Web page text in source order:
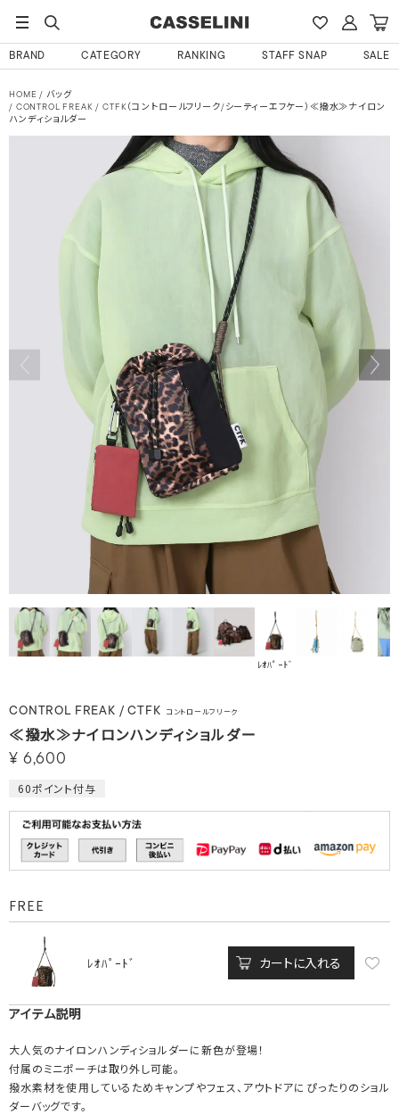
BRAND CATEGORY RANKING STAFF SNAP SALE
HOME
バッグ
CONTROL FREAK / CTFK（コントロールフリーク/シーティーエフケー）≪撥水≫ナイロン
ハンディショルダー
ﾚｵﾊﾟｰﾄﾞ
CONTROL FREAK / CTFK コントロールフリーク
≪撥水≫ナイロンハンディショルダー
¥ 6,600
60ポイント付与
FREE
ﾚｵﾊﾟｰﾄﾞ カートに入れる
アイテム説明
大人気のナイロンハンディショルダーに新色が登場！
付属のミニポーチは取り外し可能。
撥水素材を使用しているためキャンプやフェス、アウトドアにぴったりのショル
ダーバッグです。